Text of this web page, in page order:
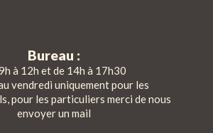
Bureau :
à 12h et de 14h à 17h30
vendredi uniquement pour les
pour les particuliers merci de nous
envoyer un mail